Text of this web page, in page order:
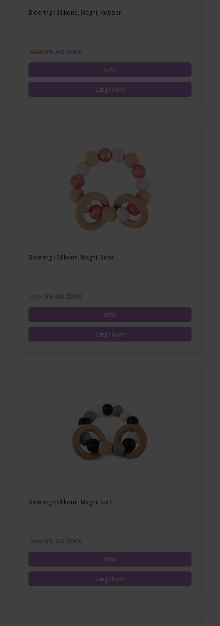
Bidering i Silikone, Magni, Kobber
99,0059,40 DKK
Bidering i Silikone, Magni, Rosa
99,0059,40 DKK
Bidering i Silikone, Magni, Sort
99,0059,40 DKK